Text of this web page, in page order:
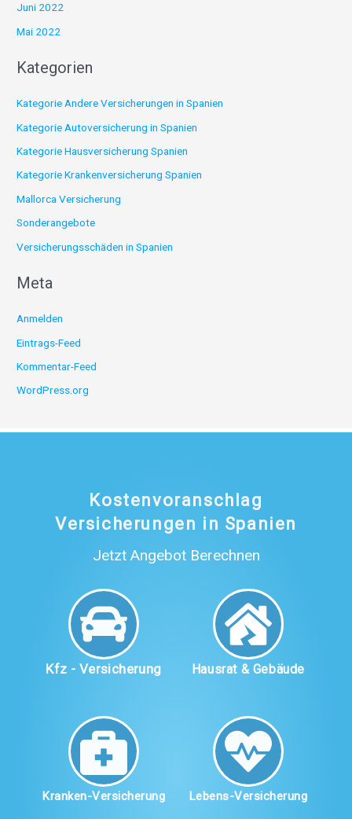
Juni 2022
Mai 2022
Kategorien
Kategorie Andere Versicherungen in Spanien
Kategorie Autoversicherung in Spanien
Kategorie Hausversicherung Spanien
Kategorie Krankenversicherung Spanien
Mallorca Versicherung
Sonderangebote
Versicherungsschäden in Spanien
Meta
Anmelden
Eintrags-Feed
Kommentar-Feed
WordPress.org
Kostenvoranschlag
Versicherungen in Spanien
Jetzt Angebot Berechnen
Kfz - Versicherung Hausrat & Gebäude
Kranken-Versicherung Lebens-Versicherung